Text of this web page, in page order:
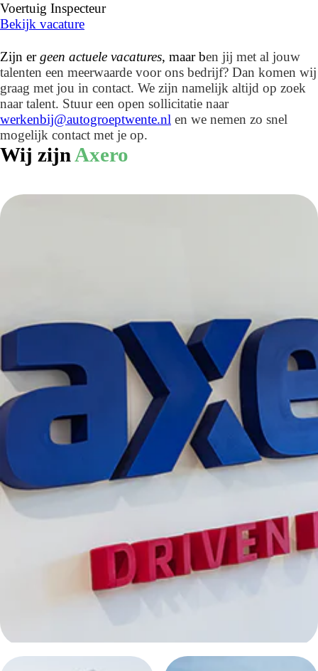
Voertuig Inspecteur
Bekijk vacature
Zijn ergeen actuele vacatures, maar ben jij met al jouw
talenten een meerwaarde voor ons bedrijf? Dan komen wij
graag met jou in contact. We zijn namelijk altijd op zoek
naar talent. Stuur een open sollicitatie naar
werkenbij@autogroeptwente.nl en we nemen zo snel
mogelijk contact met je op.
Wij zijn Axero